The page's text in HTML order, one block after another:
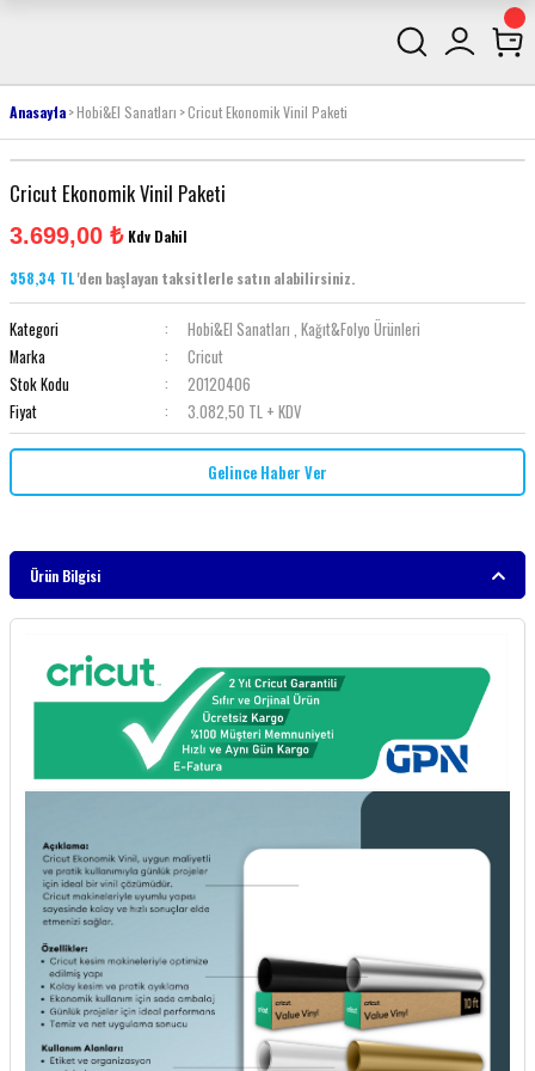
Anasayfa Hobi&El Sanatları Cricut Ekonomik Vinil Paketi
Cricut Ekonomik Vinil Paketi
3.699,00 ₺ Kdv Dahil
358,34 TL'den başlayan taksitlerle satın alabilirsiniz.
Kategori Hobi&El Sanatları , Kağıt&Folyo Ürünleri
Marka
Cricut
Stok Kodu
20120406
Fiyat
3.082,50 TL + KDV
Gelince Haber Ver
Ürün Bilgisi